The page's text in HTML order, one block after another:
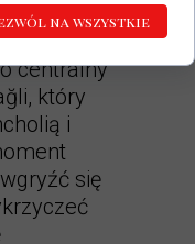
centralny
który
i
się
na wszystkie